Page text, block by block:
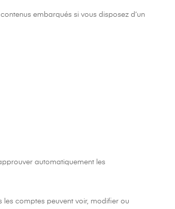
embarqués si vous disposez d’un
automatiquement les
les comptes peuvent voir, modifier ou